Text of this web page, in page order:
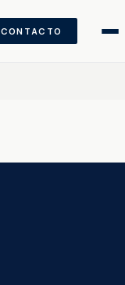
CONTACTO